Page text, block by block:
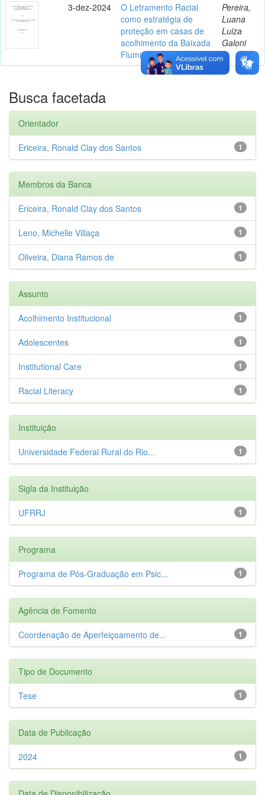
3-dez-2024
O Letramento Racial
como estratégia de
proteção em casas de
acolhimento da Baixada
Fluminense
Pereira,
Luana
Luiza
Galoni
Busca facetada
Orientador
1
Ericeira, Ronald Clay dos Santos
Membros da Banca
1
Ericeira, Ronald Clay dos Santos
1
Leno, Michelle Villaça
1
Oliveira, Diana Ramos de
Assunto
1
Acolhimento Institucional
1
Adolescentes
1
Institutional Care
1
Racial Literacy
Instituição
1
Universidade Federal Rural do Rio...
Sigla da Instituição
1
UFRRJ
Programa
1
Programa de Pós-Graduação em Psic...
Agência de Fomento
1
Coordenação de Aperfeiçoamento de...
Tipo de Documento
1
Tese
Data de Publicação
1
2024